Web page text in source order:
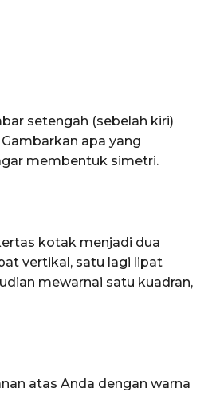
setengah (sebelah kiri)
apa yang
membentuk simetri.
kotak menjadi dua
vertikal, satu lagi lipat
mewarnai satu kuadran,
atas Anda dengan warna